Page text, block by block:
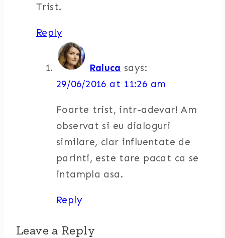
Trist.
Reply
Raluca says:
29/06/2016 at 11:26 am
Foarte trist, intr-adevar! Am
observat si eu dialoguri
similare, clar influentate de
parinti, este tare pacat ca se
intampla asa.
Reply
Leave a Reply